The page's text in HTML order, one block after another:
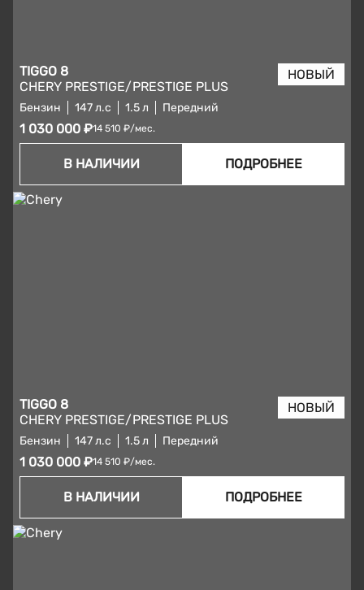
TIGGO 8
CHERY PRESTIGE/PRESTIGE PLUS
Бензин 147 л.с 1.5 л Передний
1 030 000 ₽14 510 ₽/мес.
В НАЛИЧИИ ПОДРОБНЕЕ
TIGGO 8
CHERY PRESTIGE/PRESTIGE PLUS
Бензин 147 л.с 1.5 л Передний
1 030 000 ₽14 510 ₽/мес.
В НАЛИЧИИ ПОДРОБНЕЕ